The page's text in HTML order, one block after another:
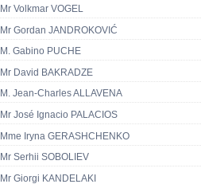
Mr Volkmar VOGEL
Mr Gordan JANDROKOVIĆ
M. Gabino PUCHE
Mr David BAKRADZE
M. Jean-Charles ALLAVENA
Mr José Ignacio PALACIOS
Mme Iryna GERASHCHENKO
Mr Serhii SOBOLIEV
Mr Giorgi KANDELAKI